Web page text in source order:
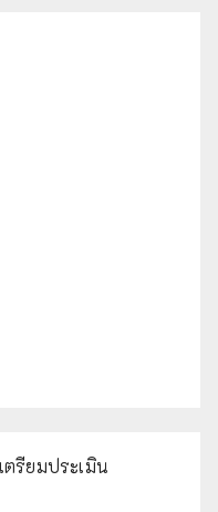
รียมประเมิน